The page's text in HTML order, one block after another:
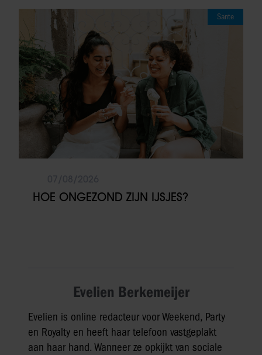
Sante
HOE ONGEZOND ZIJN IJSJES?
Evelien Berkemeijer
Evelien is online redacteur voor Weekend, Party
en Royalty en heeft haar telefoon vastgeplakt
aan haar hand. Wanneer ze opkijkt van sociale